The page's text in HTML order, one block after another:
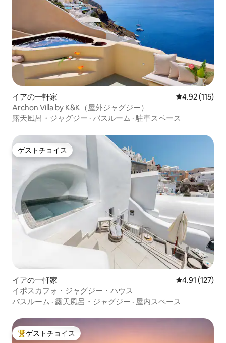
イアの一軒家 レビュー115
4.92 (115)
Archon Villa by K&K（屋外ジャグジー）
露天風呂・ジャグジー · バスルーム · 駐車スペース
ゲストチョイス
ゲストチョイス
イアの一軒家 レビュー127
4.91 (127)
イポスカフォ・ジャグジー・ハウス
バスルーム · 露天風呂・ジャグジー · 屋内スペース
大好評のゲストチョイスです。
ゲストチョイス